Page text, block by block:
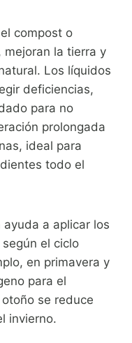
compost o
la tierra y
Los líquidos
deficiencias,
para no
prolongada
ideal para
todo el
a aplicar los
el ciclo
en primavera y
para el
se reduce
invierno.